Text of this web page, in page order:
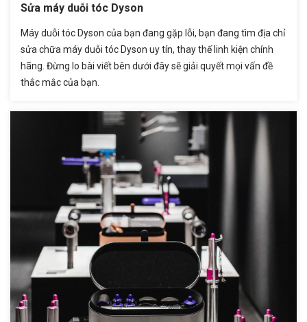
Sửa máy duỗi tóc Dyson
Máy duỗi tóc Dyson của bạn đang gặp lỗi, bạn đang tìm địa chỉ
sửa chữa máy duỗi tóc Dyson uy tín, thay thế linh kiện chính
hãng. Đừng lo bài viết bên dưới đây sẽ giải quyết mọi vấn đề
thắc mắc của bạn.